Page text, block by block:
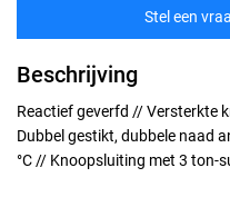
Stel een
Beschrijving
Reactief geverfd // Versterkte
Dubbel gestikt, dubbele naad
°C // Knoopsluiting met 3 ton-